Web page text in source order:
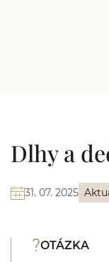
Dlhy a
31. 07. 2025
OTÁZKA